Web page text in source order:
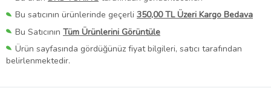
Bu satıcının ürünlerinde geçerli 350,00 TL Üzeri Kargo Bedava
Bu Satıcının Tüm Ürünlerini Görüntüle
Ürün sayfasında gördüğünüz fiyat bilgileri, satıcı tarafından
belirlenmektedir.